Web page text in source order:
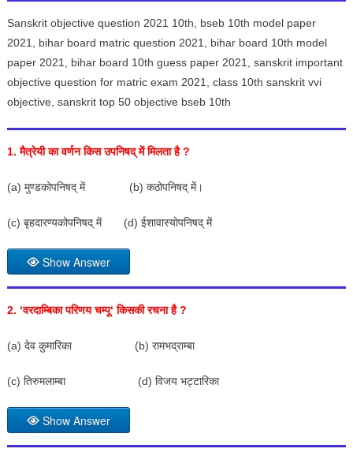
Sanskrit objective question 2021 10th, bseb 10th model paper
2021, bihar board matric question 2021, bihar board 10th model
paper 2021, bihar board 10th guess paper 2021, sanskrit important
objective question for matric exam 2021, class 10th sanskrit vvi
objective, sanskrit top 50 objective bseb 10th
1.मैत्रेयी का वर्णन किस उपनिषद् में मिलता है?
(a) मुण्डकोपनिषद् में (b) कठोपनिषद् में।
(c) बृहदारण्यकोपनिषद् में (d) ईशावास्योपनिषद् में
Show Answer
2. ‘वरदाम्बिका परिणय चम्पू‘किसकी रचना है?
(a) देव कुमारिका (b) रामभद्राम्बा
(c) तिरुमलाम्बा (d) विजय भट्टारिका
Show Answer